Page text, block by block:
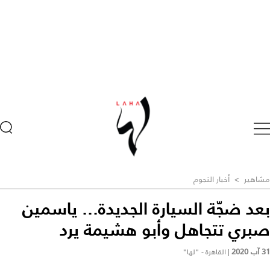
مشاهير > أخبار النجوم
بعد ضجّة السيارة الجديدة... ياسمين
صبري تتجاهل وأبو هشيمة يرد
31 آب 2020 | القاهرة - "لها"